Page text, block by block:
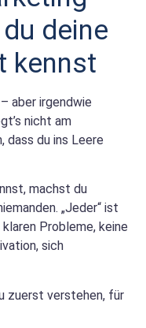
deine
kennst
aber irgendwie
nicht am
dass du ins Leere
machst du
„Jeder“ ist
Probleme, keine
sich
zuerst verstehen, für